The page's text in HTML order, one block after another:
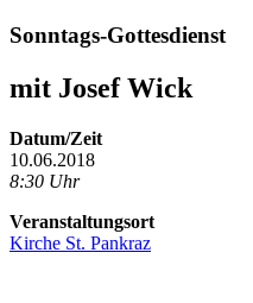
Sonntags-Gottesdienst
mit Josef Wick
Datum/Zeit
10.06.2018
8:30 Uhr
Veranstaltungsort
Kirche St. Pankraz